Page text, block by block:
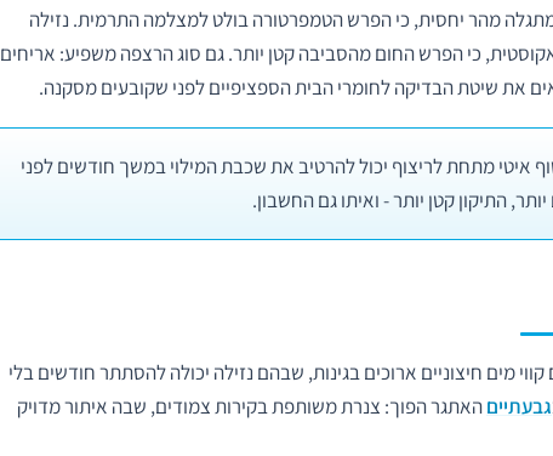
מהר יחסית, כי הפרש הטמפרטורה בולט למצלמה התרמית. נזילה
כי הפרש החום מהסביבה קטן יותר. גם סוג הרצפה משפיע: אריחים
את שיטת הבדיקה לחומרי הבית הספציפיים לפני שקובעים מסקנה.
איטי מתחת לריצוף יכול להרטיב את שכבת המילוי במשך חודשים לפני
התיקון קטן יותר - ואיתו גם החשבון.
קווי מים חיצוניים ארוכים בגינות, שבהם נזילה יכולה להסתתר חודשים בלי
גבעתייםהאתגר הפוך: צנרת משותפת בקירות צמודים, שבה איתור מדויק